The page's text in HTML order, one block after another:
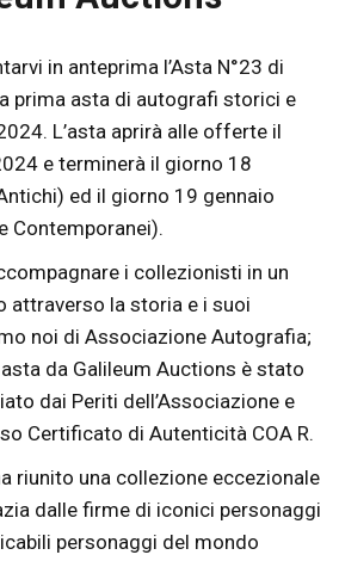
in anteprima l’Asta N°23 di
prima asta di autografi storici e
L’asta aprirà alle offerte il
e terminerà il giorno 18
ed il giorno 19 gennaio
Contemporanei).
i collezionisti in un
attraverso la storia e i suoi
noi di Associazione Autografia;
da Galileum Auctions è stato
dai Periti dell’Associazione e
Certificato di Autenticità COA R.
riunito una collezione eccezionale
dalle firme di iconici personaggi
personaggi del mondo